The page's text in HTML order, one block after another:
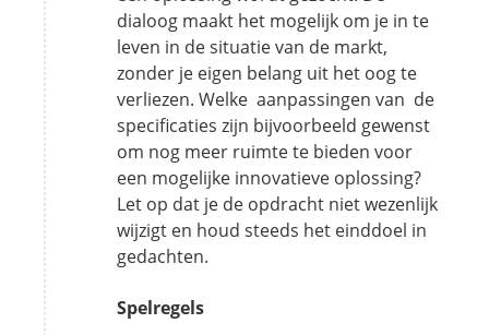
dialoog maakt het mogelijk om je in te
leven in de situatie van de markt,
zonder je eigen belang uit het oog te
verliezen. Welke aanpassingen van de
specificaties zijn bijvoorbeeld gewenst
om nog meer ruimte te bieden voor
een mogelijke innovatieve oplossing?
Let op dat je de opdracht niet wezenlijk
wijzigt en houd steeds het einddoel in
gedachten.
Spelregels